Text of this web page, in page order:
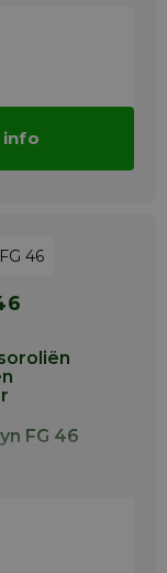
lage
info
FG 46
worden
voor